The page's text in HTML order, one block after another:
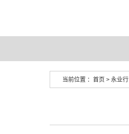
当前位置 ： 首页 > 永业行